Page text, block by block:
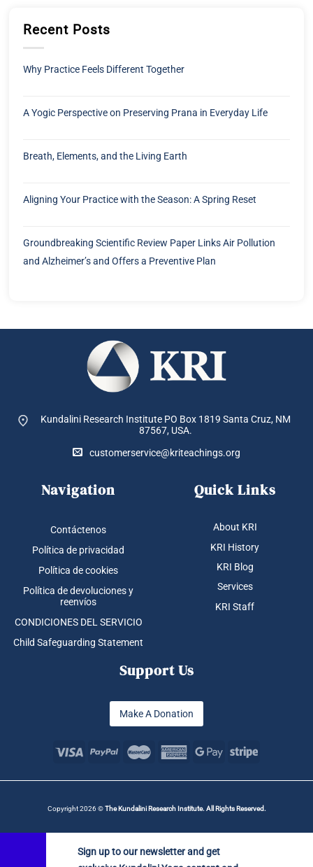
Recent Posts
Why Practice Feels Different Together
A Yogic Perspective on Preserving Prana in Everyday Life
Breath, Elements, and the Living Earth
Aligning Your Practice with the Season: A Spring Reset
Groundbreaking Scientific Review Paper Links Air Pollution
and Alzheimer’s and Offers a Preventive Plan
Kundalini Research Institute PO Box 1819 Santa Cruz, NM
87567, USA.
customerservice@kriteachings.org
Navigation
Contáctenos
Política de privacidad
Política de cookies
Política de devoluciones y
reenvíos
CONDICIONES DEL SERVICIO
Child Safeguarding Statement
Quick Links
About KRI
KRI History
KRI Blog
Services
KRI Staff
Support Us
Make A Donation
Copyright 2026 ©The Kundalini Research Institute. All Rights Reserved.
Sign up to our newsletter and get